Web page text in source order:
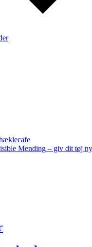
Mending – giv dit tøj